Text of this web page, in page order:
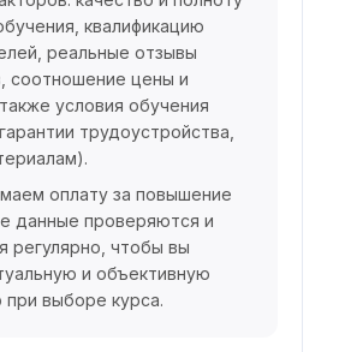
квалификацию
реальные отзывы
соотношение цены и
условия обучения
трудоустройства,
оплату за повышение
данные проверяются и
регулярно, чтобы вы
и объективную
выборе курса.